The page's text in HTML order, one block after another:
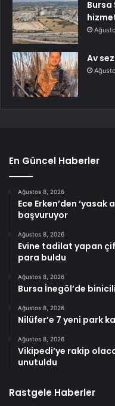
Bursa
Av
En Güncel Haberler
Ağustos 8, 2026
Ece Erken’den ‘yasak
başvuruyor
Ağustos 8, 2026
Evine tadilat yapan
para buldu
Ağustos 8, 2026
Bursa İnegöl’de
Ağustos 8, 2026
Nilüfer’e 7 yeni park
Ağustos 8, 2026
Vikipedi’ye rakip
unutuldu
Rastgele Haberler